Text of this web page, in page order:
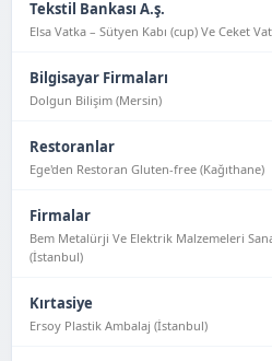
Tekstil Bankası A.ş.
Elsa Vatka – Sütyen Kabı (cup) Ve Ceket
Bilgisayar Firmaları
Dolgun Bilişim (Mersin)
Restoranlar
Ege'den Restoran Gluten-free (Kağıthane)
Firmalar
Bem Metalürji Ve Elektrik Malzemeleri
(İstanbul)
Kırtasiye
Ersoy Plastik Ambalaj (İstanbul)